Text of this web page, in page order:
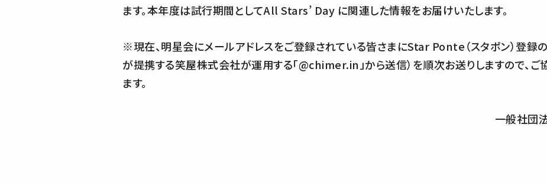
ます。本年度は試行期間としてAll Stars’ Day に関連した情報をお届けいたします。
※現在、明星会にメールアドレスをご登録されている皆さまにStar Ponte（スタポン）登録
が提携する笑屋株式会社が運用する「@chimer.in」から送信）を順次お送りしますので、ご
ます。
一般社団